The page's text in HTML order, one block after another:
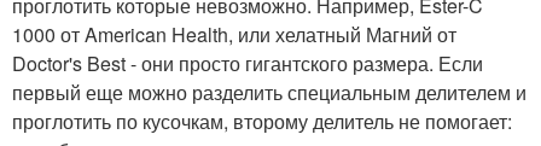
1000 от American Health, или хелатный Магний от
Doctor's Best - они просто гигантского размера. Если
первый еще можно разделить специальным делителем и
проглотить по кусочкам, второму делитель не помогает: